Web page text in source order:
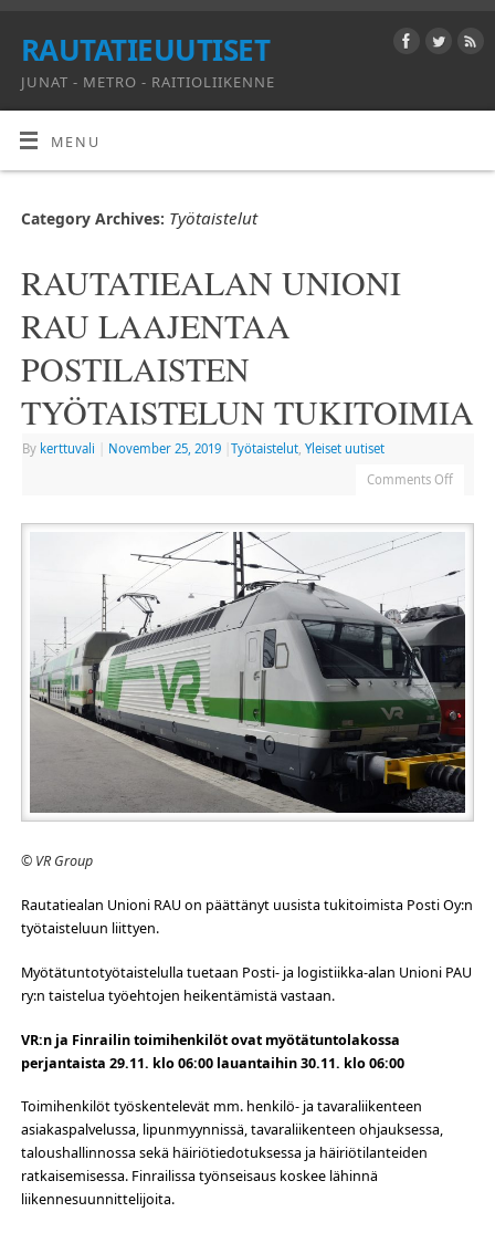
RAUTATIEUUTISET
JUNAT - METRO - RAITIOLIIKENNE
MENU
Category Archives: Työtaistelut
RAUTATIEALAN UNIONI
RAU LAAJENTAA
POSTILAISTEN
TYÖTAISTELUN TUKITOIMIA
By kerttuvali November 25, 2019 Työtaistelut, Yleiset uutiset
Comments Off
© VR Group
Rautatiealan Unioni RAU on päättänyt uusista tukitoimista Posti Oy:n
työtaisteluun liittyen.
Myötätuntotyötaistelulla tuetaan Posti- ja logistiikka-alan Unioni PAU
ry:n taistelua työehtojen heikentämistä vastaan.
VR:n ja Finrailin toimihenkilöt ovat myötätuntolakossa
perjantaista 29.11. klo 06:00 lauantaihin 30.11. klo 06:00
Toimihenkilöt työskentelevät mm. henkilö- ja tavaraliikenteen
asiakaspalvelussa, lipunmyynnissä, tavaraliikenteen ohjauksessa,
taloushallinnossa sekä häiriötiedotuksessa ja häiriötilanteiden
ratkaisemisessa. Finrailissa työnseisaus koskee lähinnä
liikennesuunnittelijoita.